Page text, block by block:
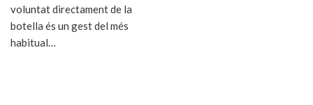
voluntat directament de la
botella és un gest del més
habitual…